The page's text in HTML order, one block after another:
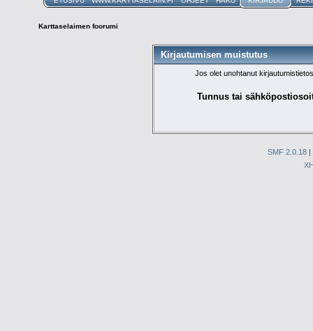
Karttaselaimen foorumi
Kirjautumisen muistutus
Jos olet unohtanut
Tunnus tai
SMF 2.0.18